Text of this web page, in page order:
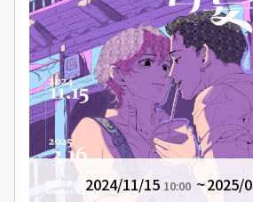
2024/11/15 10:00 2025/